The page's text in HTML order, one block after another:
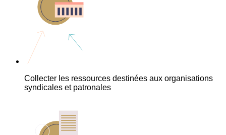
Collecter les ressources destinées aux organisations
syndicales et patronales